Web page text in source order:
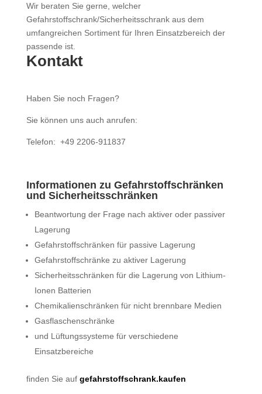
Wir beraten Sie gerne, welcher
Gefahrstoffschrank/Sicherheitsschrank aus dem
umfangreichen Sortiment für Ihren Einsatzbereich der
passende ist.
Kontakt
Haben Sie noch Fragen?
Sie können uns auch anrufen:
Telefon: +49 2206-911837
Informationen zu Gefahrstoffschränken
und Sicherheitsschränken
Beantwortung der Frage nach aktiver oder passiver
Lagerung
Gefahrstoffschränken für passive Lagerung
Gefahrstoffschränke zu aktiver Lagerung
Sicherheitsschränken für die Lagerung von Lithium-
Ionen Batterien
Chemikalienschränken für nicht brennbare Medien
Gasflaschenschränke
und Lüftungssysteme für verschiedene
Einsatzbereiche
finden Sie aufgefahrstoffschrank.kaufen